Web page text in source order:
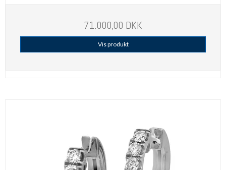
71.000,00 DKK
Vis produkt